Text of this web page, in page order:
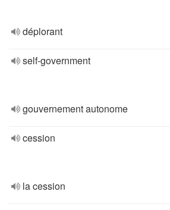
déplorant
self-government
gouvernement autonome
cession
la cession